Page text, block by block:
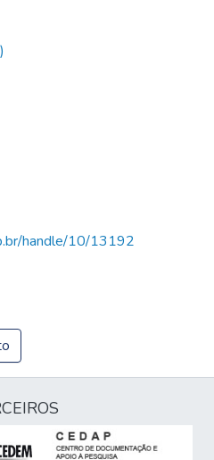
handle/10/13192